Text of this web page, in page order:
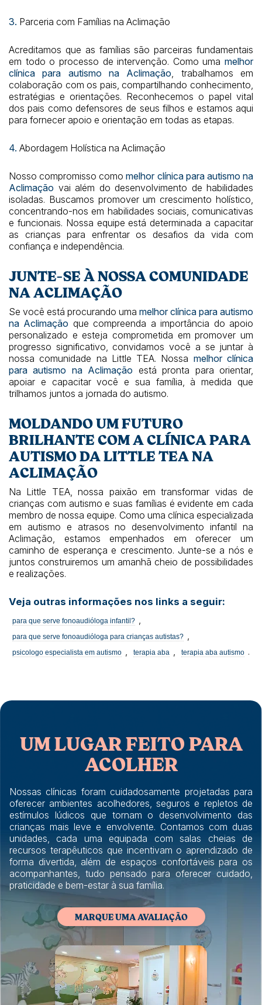
3. Parceria com Famílias na Aclimação
Acreditamos que as famílias são parceiras fundamentais
em todo o processo de intervenção. Como uma melhor
clínica para autismo na Aclimação , trabalhamos em
colaboração com os pais, compartilhando conhecimento,
estratégias e orientações. Reconhecemos o papel vital
dos pais como defensores de seus filhos e estamos aqui
para fornecer apoio e orientação em todas as etapas.
4. Abordagem Holística na Aclimação
Nosso compromisso comomelhor clínica para autismo na
Aclimação vai além do desenvolvimento de habilidades
isoladas. Buscamos promover um crescimento holístico,
concentrando-nos em habilidades sociais, comunicativas
e funcionais. Nossa equipe está determinada a capacitar
as crianças para enfrentar os desafios da vida com
confiança e independência.
JUNTE-SE À NOSSA COMUNIDADE
NA ACLIMAÇÃO
Se você está procurando uma melhor clínica para autismo
na Aclimação que compreenda a importância do apoio
personalizado e esteja comprometida em promover um
progresso significativo, convidamos você a se juntar à
nossa comunidade na Little TEA. Nossa melhor clínica
para autismo na Aclimação está pronta para orientar,
apoiar e capacitar você e sua família, à medida que
trilhamos juntos a jornada do autismo.
MOLDANDO UM FUTURO
BRILHANTE COM A CLÍNICA PARA
AUTISMO DA LITTLE TEA NA
ACLIMAÇÃO
Na Little TEA, nossa paixão em transformar vidas de
crianças com autismo e suas famílias é evidente em cada
membro de nossa equipe. Como uma clínica especializada
em autismo e atrasos no desenvolvimento infantil na
Aclimação, estamos empenhados em oferecer um
caminho de esperança e crescimento. Junte-se a nós e
juntos construiremos um amanhã cheio de possibilidades
e realizações.
Veja outras informações nos links a seguir:
para que serve fonoaudióloga infantil?
para que serve fonoaudióloga para crianças autistas?
psicologo especialista em autismo terapia aba terapia aba autismo .
UM LUGAR FEITO PARA
ACOLHER
Nossas clínicas foram cuidadosamente projetadas para
oferecer ambientes acolhedores, seguros e repletos de
estímulos lúdicos que tornam o desenvolvimento das
crianças mais leve e envolvente. Contamos com duas
unidades, cada uma equipada com salas cheias de
recursos terapêuticos que incentivam o aprendizado de
forma divertida, além de espaços confortáveis para os
acompanhantes, tudo pensado para oferecer cuidado,
praticidade e bem-estar à sua família.
MARQUE UMA AVALIAÇÃO